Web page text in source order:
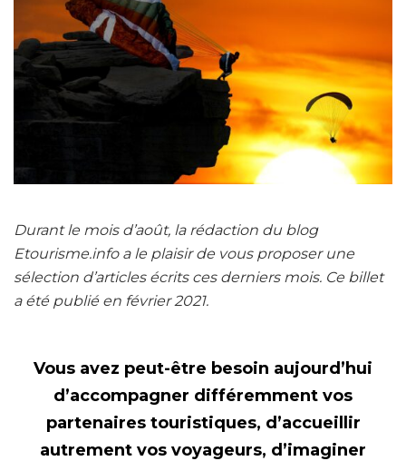
Durant le mois d’août, la rédaction du blog
Etourisme.info a le plaisir de vous proposer une
sélection d’articles écrits ces derniers mois. Ce billet
a été publié en février 2021.
Vous avez peut-être besoin aujourd’hui
d’accompagner différemment vos
partenaires touristiques, d’accueillir
autrement vos voyageurs, d’imaginer